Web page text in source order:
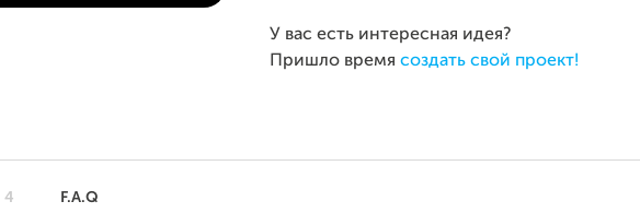
У вас есть интересная идея?
Пришло время создать свой проект!
4 F.A.Q